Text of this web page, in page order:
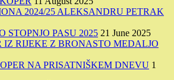
2024/25 ALEKSANDRU PETRAK
STOPNJO PASU 2025 21 June 2025
RIJEKE Z BRONASTO MEDALJO
NA PRISATNIŠKEM DNEVU 1